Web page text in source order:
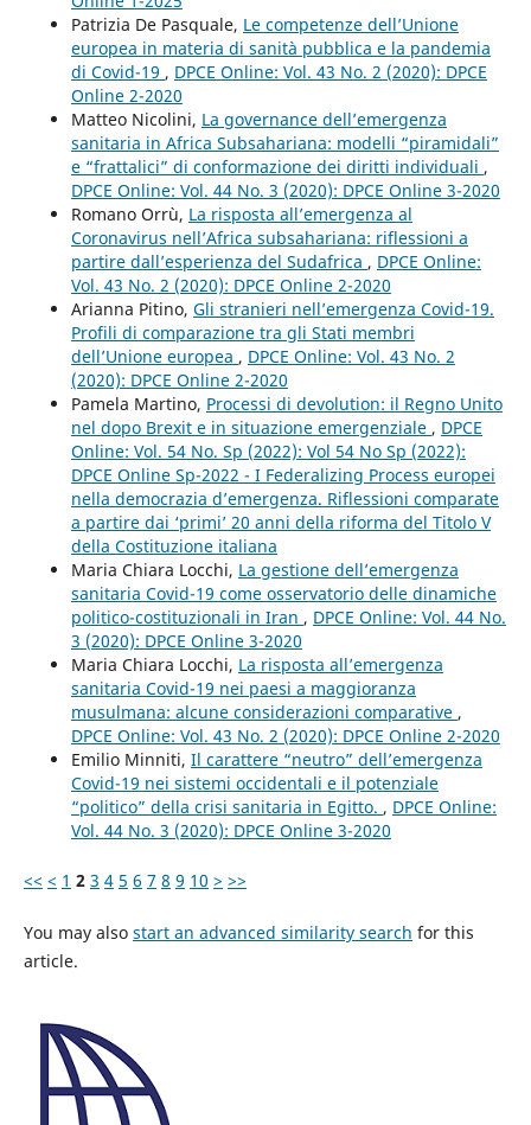
Patrizia De Pasquale, Le competenze dell’Unione
europea in materia di sanità pubblica e la pandemia
di Covid-19 , DPCE Online: Vol. 43 No. 2 (2020): DPCE
Online 2-2020
Matteo Nicolini, La governance dell’emergenza
sanitaria in Africa Subsahariana: modelli “piramidali”
e “frattalici” di conformazione dei diritti individuali ,
DPCE Online: Vol. 44 No. 3 (2020): DPCE Online 3-2020
Romano Orrù, La risposta all’emergenza al
Coronavirus nell’Africa subsahariana: riflessioni a
partire dall’esperienza del Sudafrica , DPCE Online:
Vol. 43 No. 2 (2020): DPCE Online 2-2020
Arianna Pitino, Gli stranieri nell’emergenza Covid-19.
Profili di comparazione tra gli Stati membri
dell’Unione europea , DPCE Online: Vol. 43 No. 2
(2020): DPCE Online 2-2020
Pamela Martino, Processi di devolution: il Regno Unito
nel dopo Brexit e in situazione emergenziale , DPCE
Online: Vol. 54 No. Sp (2022): Vol 54 No Sp (2022):
DPCE Online Sp-2022 - I Federalizing Process europei
nella democrazia d’emergenza. Riflessioni comparate
a partire dai ‘primi’ 20 anni della riforma del Titolo V
della Costituzione italiana
Maria Chiara Locchi, La gestione dell’emergenza
sanitaria Covid-19 come osservatorio delle dinamiche
politico-costituzionali in Iran , DPCE Online: Vol. 44 No.
3 (2020): DPCE Online 3-2020
Maria Chiara Locchi, La risposta all’emergenza
sanitaria Covid-19 nei paesi a maggioranza
musulmana: alcune considerazioni comparative ,
DPCE Online: Vol. 43 No. 2 (2020): DPCE Online 2-2020
Emilio Minniti, Il carattere “neutro” dell’emergenza
Covid-19 nei sistemi occidentali e il potenziale
“politico” della crisi sanitaria in Egitto. , DPCE Online:
Vol. 44 No. 3 (2020): DPCE Online 3-2020
<< < 1 2 3 4 5 6 7 8 9 10 > >>
You may also start an advanced similarity search for this
article.